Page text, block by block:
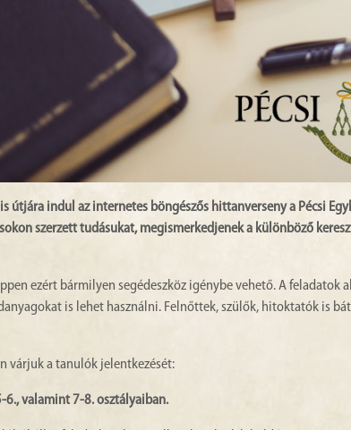
útjára indul az internetes böngészős hittanverseny a Pécsi
szerzett tudásukat, megismerkedjenek a különböző
ezért bármilyen segédeszköz igénybe vehető. A
is lehet használni. Felnőttek, szülők, hitoktatók is
várjuk a tanulók jelentkezését:
6., valamint 7-8. osztályaiban.